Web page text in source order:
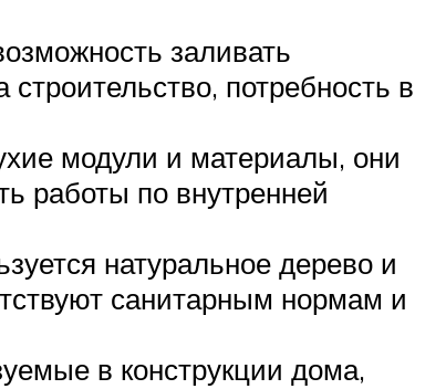
заливать
потребность в
модули и материалы, они
работы по внутренней
натуральное дерево и
санитарным нормам и
в конструкции дома,